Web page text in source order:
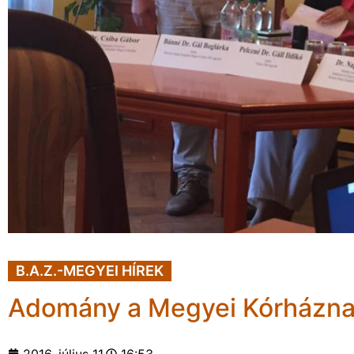
B.A.Z.-MEGYEI HÍREK
Adomány a Megyei